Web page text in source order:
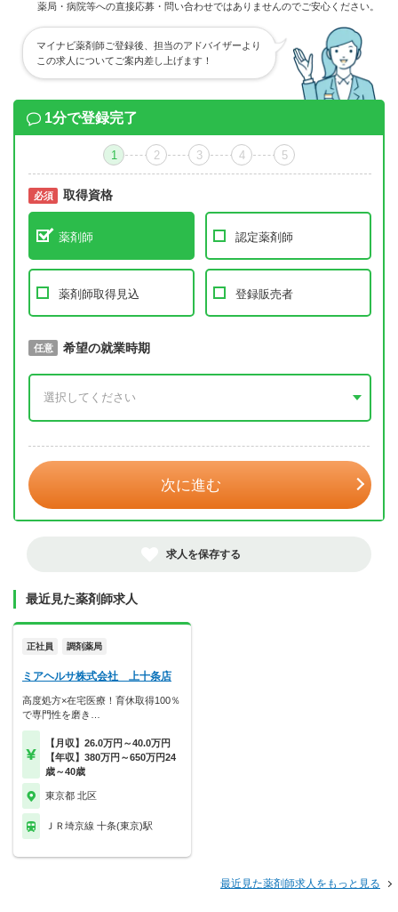
薬局・病院等への直接応募・問い合わせではありませんのでご安心ください。
マイナビ薬剤師ご登録後、担当のアドバイザーより
この求人についてご案内差し上げます！
1分で登録完了
1 2 3 4 5
必須 取得資格
薬剤師 認定薬剤師
薬剤師取得見込 登録販売者
必須 取得予定年
任意 希望の就業時期
次に進む
求人を保存する
最近見た薬剤師求人
正社員 調剤薬局
ミアヘルサ株式会社 上十条店
高度処方×在宅医療！育休取得100％
で専門性を磨き…
【月収】26.0万円～40.0万円
【年収】380万円～650万円24
歳～40歳
東京都 北区
ＪＲ埼京線 十条(東京)駅
最近見た薬剤師求人をもっと見る